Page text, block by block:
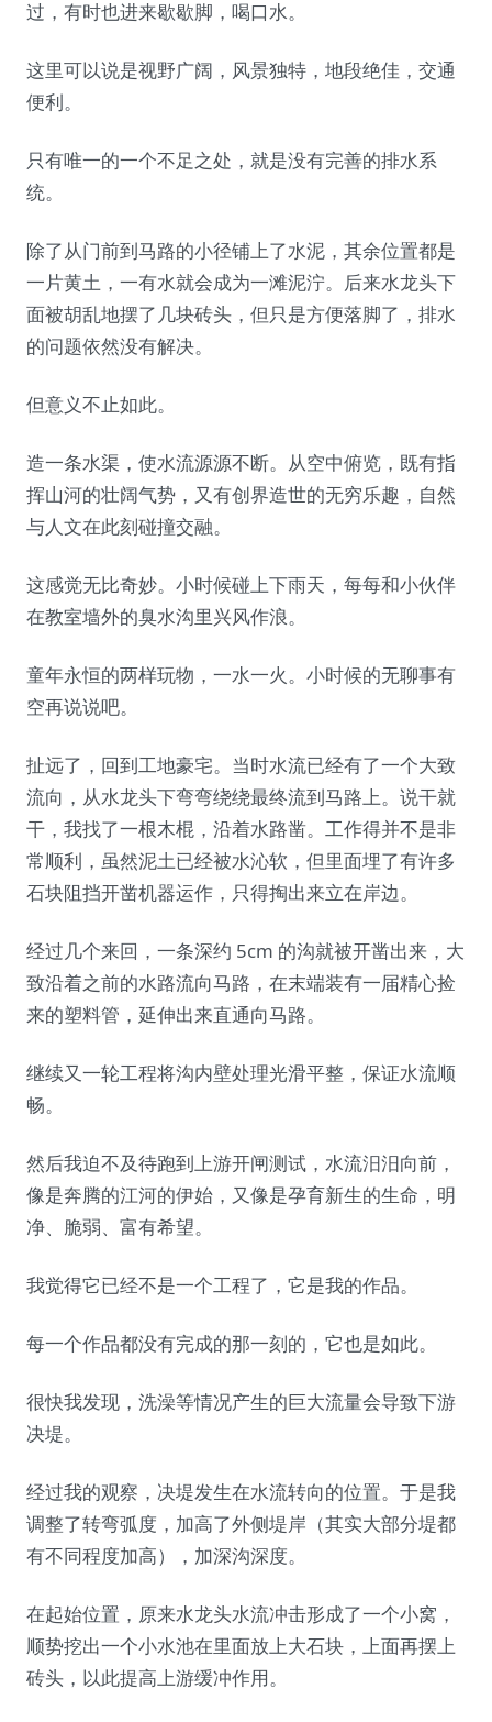
过，有时也进来歇歇脚，喝口水。
这里可以说是视野广阔，风景独特，地段绝佳，交通
便利。
只有唯一的一个不足之处，就是没有完善的排水系
统。
除了从门前到马路的小径铺上了水泥，其余位置都是
一片黄土，一有水就会成为一滩泥泞。后来水龙头下
面被胡乱地摆了几块砖头，但只是方便落脚了，排水
的问题依然没有解决。
但意义不止如此。
造一条水渠，使水流源源不断。从空中俯览，既有指
挥山河的壮阔气势，又有创界造世的无穷乐趣，自然
与人文在此刻碰撞交融。
这感觉无比奇妙。小时候碰上下雨天，每每和小伙伴
在教室墙外的臭水沟里兴风作浪。
童年永恒的两样玩物，一水一火。小时候的无聊事有
空再说说吧。
扯远了，回到工地豪宅。当时水流已经有了一个大致
流向，从水龙头下弯弯绕绕最终流到马路上。说干就
干，我找了一根木棍，沿着水路凿。工作得并不是非
常顺利，虽然泥土已经被水沁软，但里面埋了有许多
石块阻挡开凿机器运作，只得掏出来立在岸边。
经过几个来回，一条深约 5cm 的沟就被开凿出来，大
致沿着之前的水路流向马路，在末端装有一届精心捡
来的塑料管，延伸出来直通向马路。
继续又一轮工程将沟内壁处理光滑平整，保证水流顺
畅。
然后我迫不及待跑到上游开闸测试，水流汨汨向前，
像是奔腾的江河的伊始，又像是孕育新生的生命，明
净、脆弱、富有希望。
我觉得它已经不是一个工程了，它是我的作品。
每一个作品都没有完成的那一刻的，它也是如此。
很快我发现，洗澡等情况产生的巨大流量会导致下游
决堤。
经过我的观察，决堤发生在水流转向的位置。于是我
调整了转弯弧度，加高了外侧堤岸（其实大部分堤都
有不同程度加高），加深沟深度。
在起始位置，原来水龙头水流冲击形成了一个小窝，
顺势挖出一个小水池在里面放上大石块，上面再摆上
砖头，以此提高上游缓冲作用。